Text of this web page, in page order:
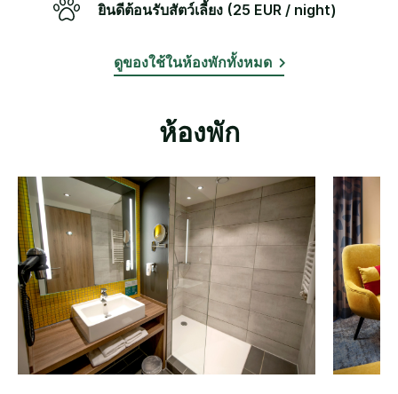
ยินดีต้อนรับสัตว์เลี้ยง (25 EUR / night)
ดูของใช้ในห้องพักทั้งหมด
ห้องพัก